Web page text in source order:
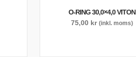
O-RING 30,0×4,0 VITON
75,00 kr (inkl. moms)